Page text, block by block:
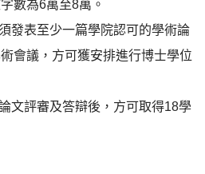
數為6萬至8萬。
發表至少一篇學院認可的學術論
會議，方可獲安排進行博士學位
文評審及答辯後，方可取得18學